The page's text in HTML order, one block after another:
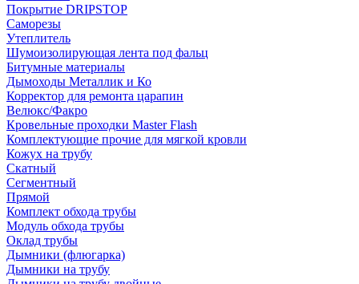
Покрытие DRIPSTOP
Саморезы
Утеплитель
Шумоизолирующая лента под фальц
Битумные материалы
Дымоходы Металлик и Ко
Корректор для ремонта царапин
Велюкс/Факро
Кровельные проходки Master Flash
Комплектующие прочие для мягкой кровли
Кожух на трубу
Скатный
Сегментный
Прямой
Комплект обхода трубы
Модуль обхода трубы
Оклад трубы
Дымники (флюгарка)
Дымники на трубу